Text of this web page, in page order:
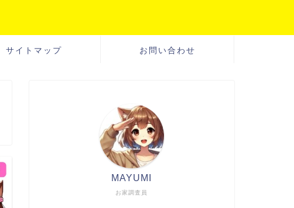
サイトマップ お問い合わせ
お家調査員
MAYUMI